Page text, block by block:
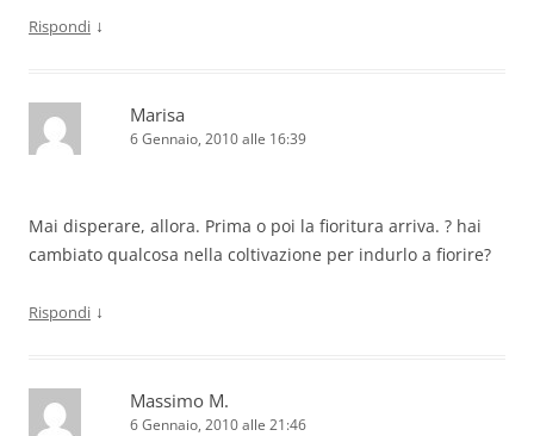
Rispondi ↓
Marisa
6 Gennaio, 2010 alle 16:39
Mai disperare, allora. Prima o poi la fioritura arriva. ? hai
cambiato qualcosa nella coltivazione per indurlo a fiorire?
Rispondi ↓
Massimo M.
6 Gennaio, 2010 alle 21:46